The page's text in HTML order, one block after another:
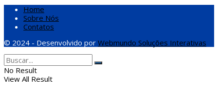
Home
Sobre Nós
Contatos
© 2024 - Desenvolvido por Webmundo Soluções Interativas
No Result
View All Result